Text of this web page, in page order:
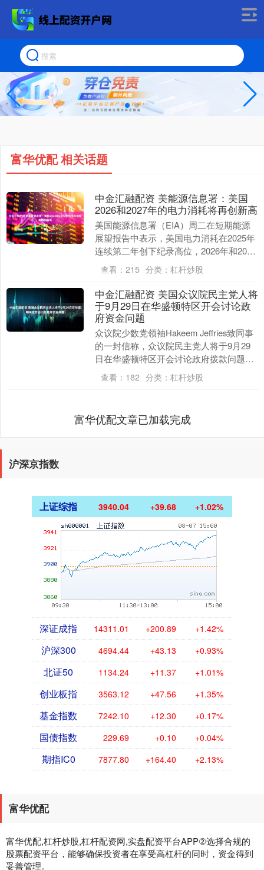
富华优配 相关话题
中金汇融配资 美能源信息署：美国
2026和2027年的电力消耗将再创新高
美国能源信息署（EIA）周二在短期能源
展望报告中表示，美国电力消耗在2025年
连续第二年创下纪录高位，2026年和2027
年还将进一步增长。 EIA预测，电力需....
查看： 215 分类： 杠杆炒股
中金汇融配资 美国众议院民主党人将
于9月29日在华盛顿特区开会讨论政
府资金问题
众议院少数党领袖Hakeem Jeffries致同事
的一封信称，众议院民主党人将于9月29
日在华盛顿特区开会讨论政府拨款问题。
Jeffries表示，众议院民主....
查看： 182 分类： 杠杆炒股
富华优配文章已加载完成
沪深京指数
上证综指 3940.04 +39.68 +1.02%
深证成指 14311.01 +200.89 +1.42%
沪深300 4694.44 +43.13 +0.93%
北证50 1134.24 +11.37 +1.01%
创业板指 3563.12 +47.56 +1.35%
基金指数 7242.10 +12.30 +0.17%
国债指数 229.69 +0.10 +0.04%
期指IC0 7877.80 +164.40 +2.13%
富华优配
富华优配,杠杆炒股,杠杆配资网,实盘配资平台APP②选择合规的
股票配资平台，能够确保投资者在享受高杠杆的同时，资金得到
妥善管理。